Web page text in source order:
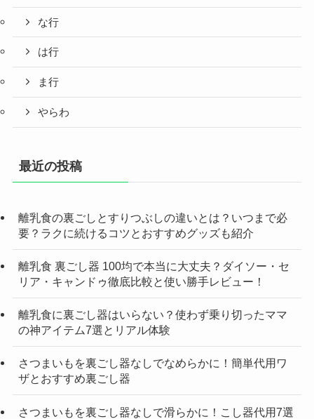
な行
は行
ま行
やらわ
最近の投稿
離乳食の裏ごしとすりつぶしの違いとは？いつまで必
要？ラクに続けるコツとおすすめグッズも紹介
離乳食 裏ごし器 100均で本当に大丈夫？ダイソー・セ
リア・キャンドゥ徹底比較と使い勝手レビュー！
離乳食に裏ごし器はいらない？使わず乗り切ったママ
の神アイテム7選とリアル体験
さつまいもを裏ごし器なしでなめらかに！簡単代用ワ
ザとおすすめ裏ごし器
さつまいもを裏ごし器なしで滑らかに！こし器代用7選